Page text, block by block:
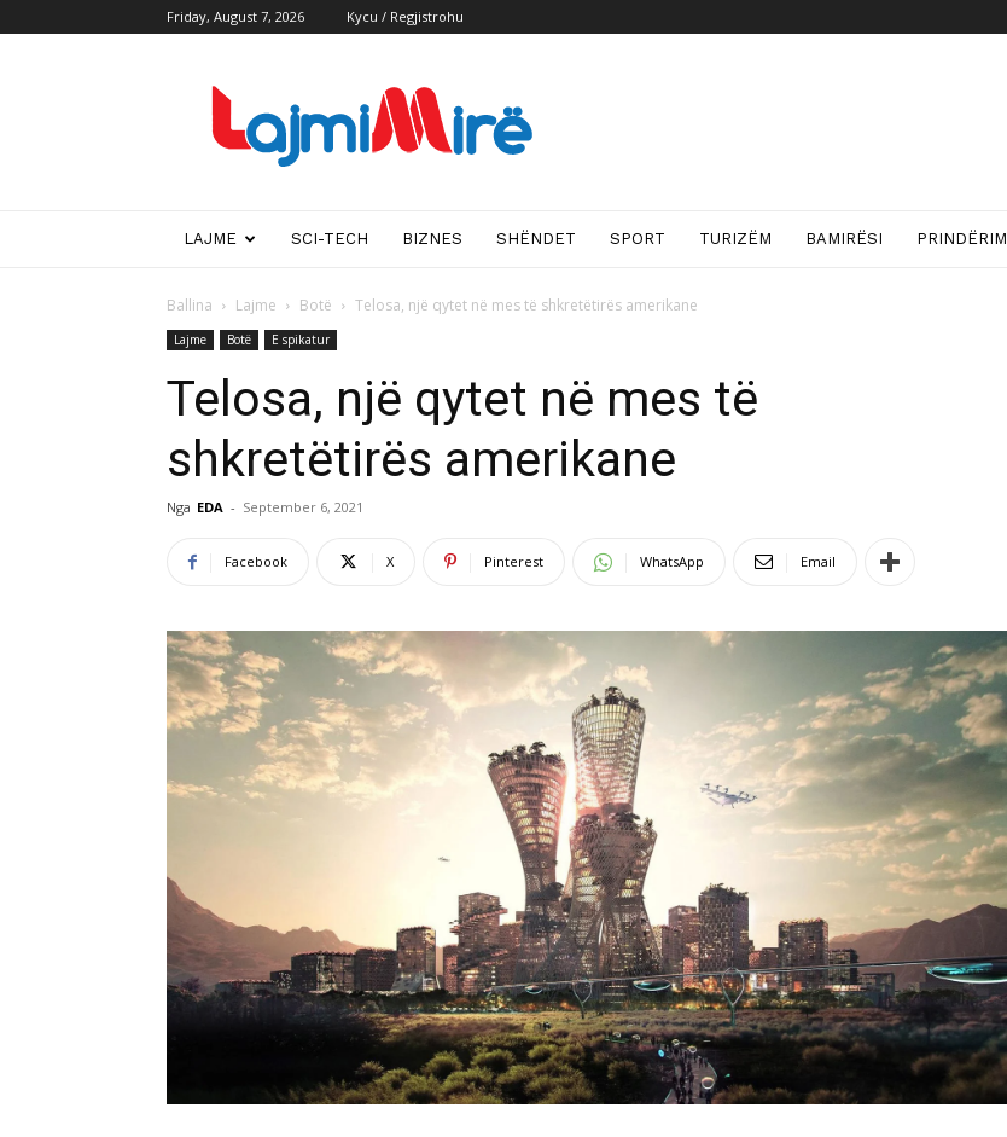
Friday, August 7, 2026 Kycu / Regjistrohu
mire
LAJME SCI-TECH BIZNES SHËNDET SPORT TURIZËM BAMIRËSI PRINDËRIM
Ballina Lajme Botë Telosa, një qytet në mes të shkretëtirës amerikane
Lajme Botë E spikatur
Telosa, një qytet në mes të
shkretëtirës amerikane
Nga EDA - September 6, 2021
Facebook X Pinterest WhatsApp Email